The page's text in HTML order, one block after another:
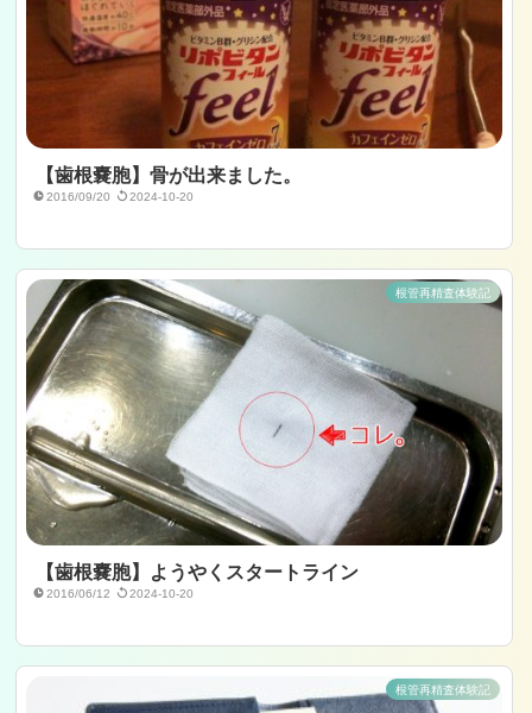
【歯根嚢胞】骨が出来ました。
2016/09/20 2024-10-20
根管再精査体験記
【歯根嚢胞】ようやくスタートライン
2016/06/12 2024-10-20
根管再精査体験記